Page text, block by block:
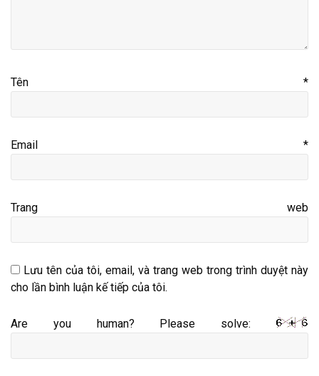
Tên *
Email *
Trang web
Lưu tên của tôi, email, và trang web trong trình duyệt này
cho lần bình luận kế tiếp của tôi.
Are you human? Please solve: